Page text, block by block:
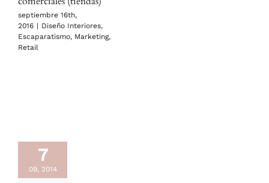
septiembre 16th,
2016 | Diseño Interiores,
Escaparatismo, Marketing,
Retail
7
09, 2014